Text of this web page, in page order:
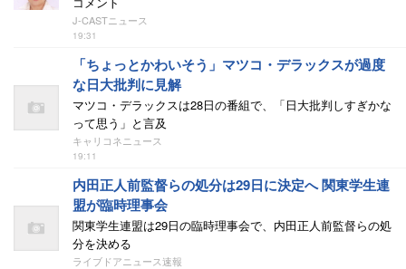
J-CASTニュース
19:31
「ちょっとかわいそう」マツコ・デラックスが過度
な日大批判に見解
マツコ・デラックスは28日の番組で、「日大批判しすぎかな
って思う」と言及
キャリコネニュース
19:11
内田正人前監督らの処分は29日に決定へ 関東学生連
盟が臨時理事会
関東学生連盟は29日の臨時理事会で、内田正人前監督らの処
分を決める
ライブドアニュース速報